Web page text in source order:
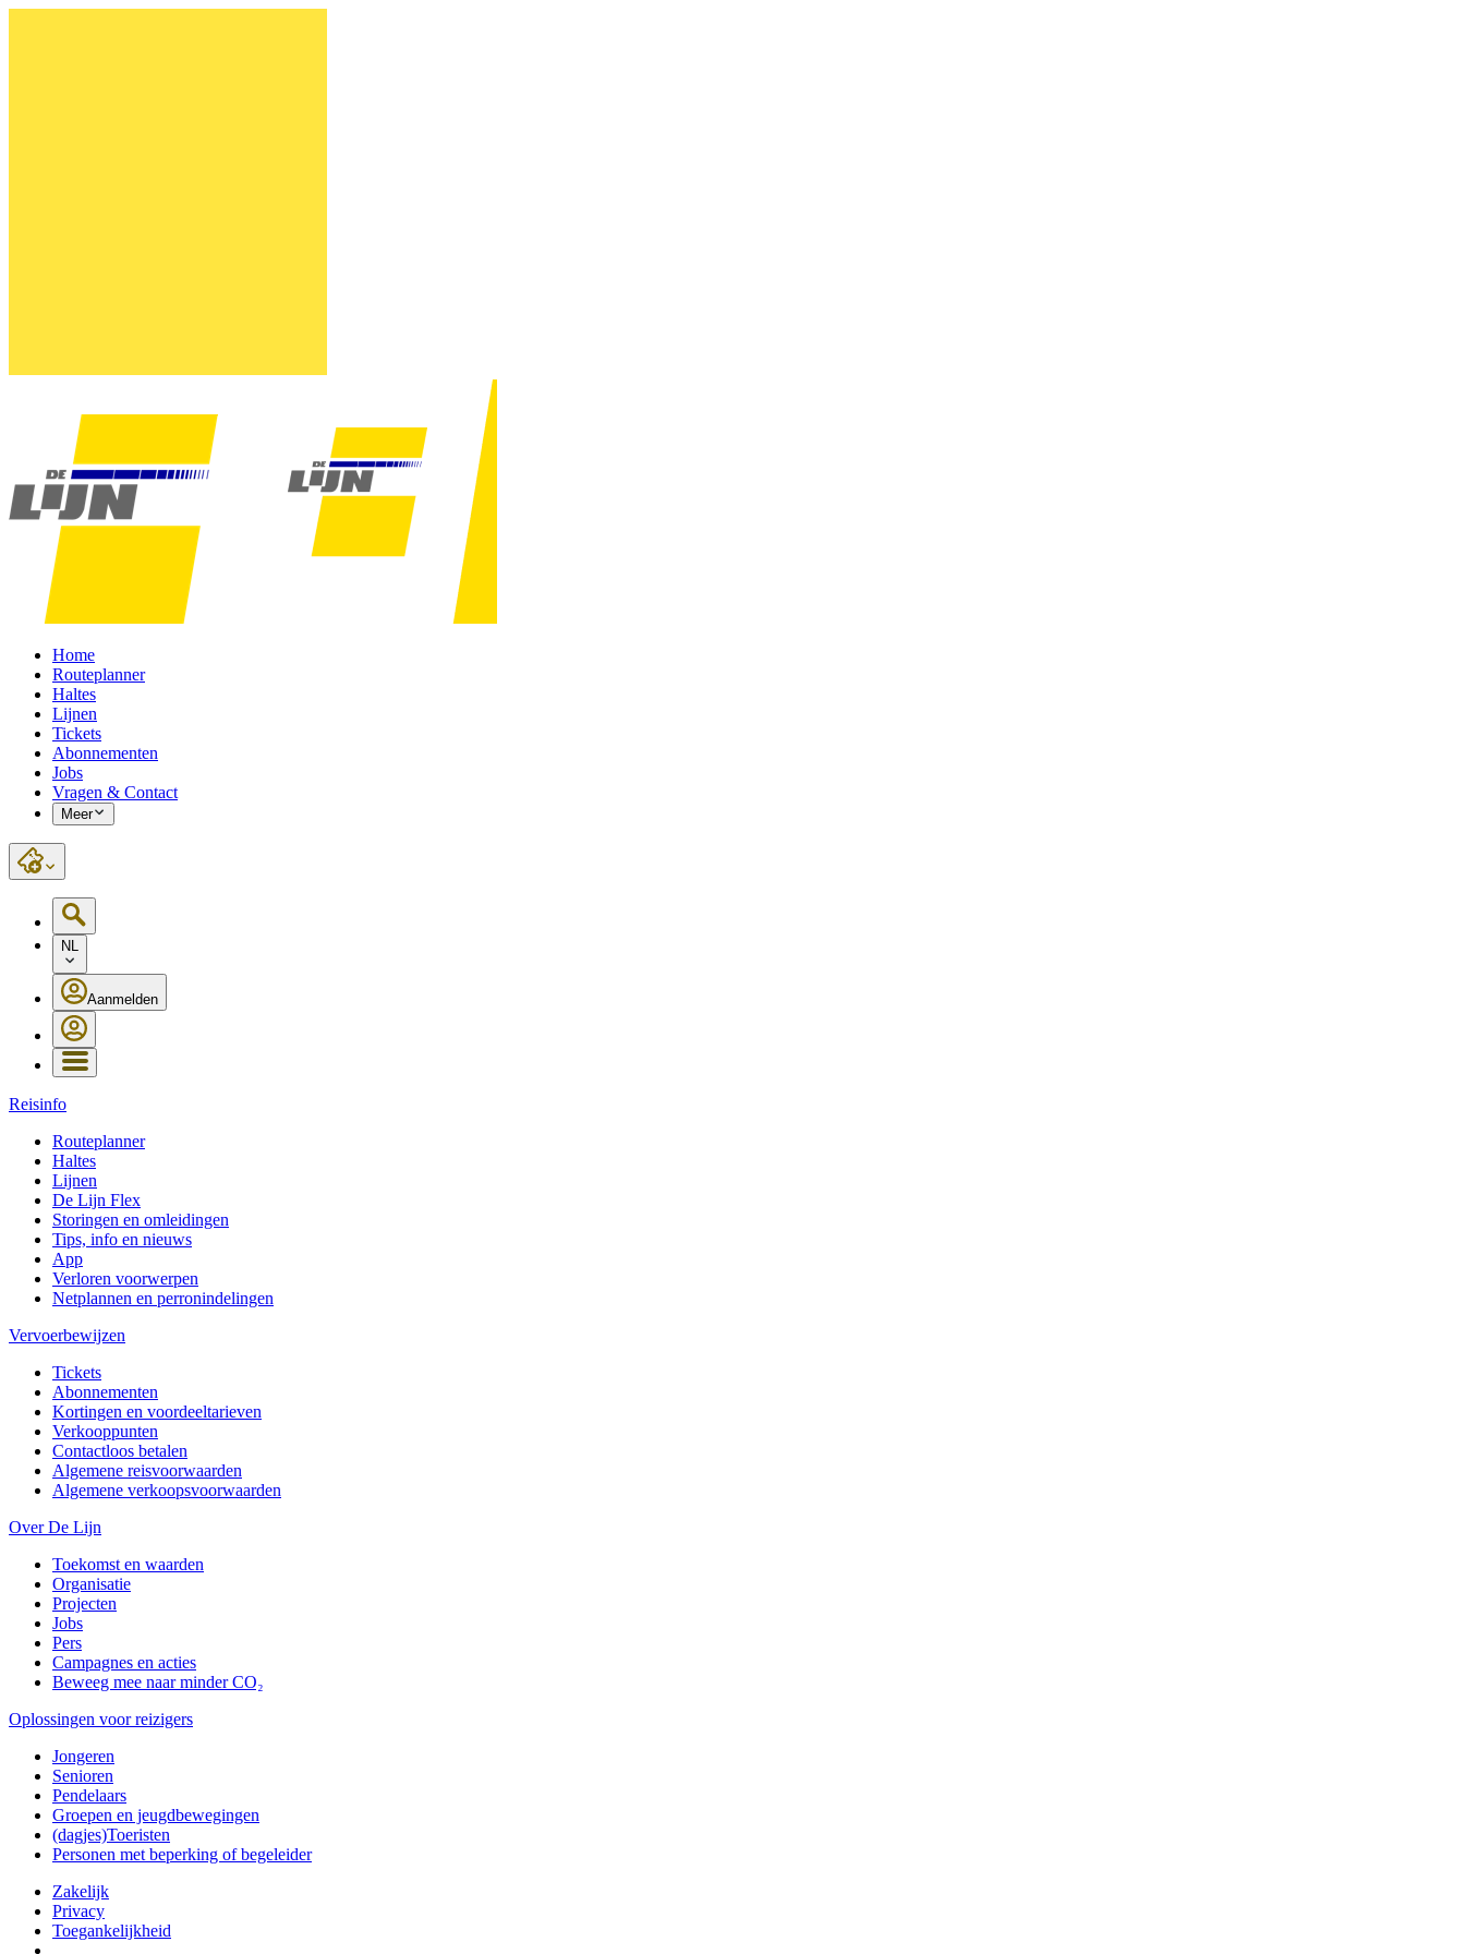
Home
Routeplanner
Haltes
Lijnen
Tickets
Abonnementen
Jobs
Vragen & Contact
Meer
NL
Aanmelden
Reisinfo
Routeplanner
Haltes
Lijnen
De Lijn Flex
Storingen en omleidingen
Tips, info en nieuws
App
Verloren voorwerpen
Netplannen en perronindelingen
Vervoerbewijzen
Tickets
Abonnementen
Kortingen en voordeeltarieven
Verkooppunten
Contactloos betalen
Algemene reisvoorwaarden
Algemene verkoopsvoorwaarden
Over De Lijn
Toekomst en waarden
Organisatie
Projecten
Jobs
Pers
Campagnes en acties
Beweeg mee naar minder CO₂
Oplossingen voor reizigers
Jongeren
Senioren
Pendelaars
Groepen en jeugdbewegingen
(dagjes)Toeristen
Personen met beperking of begeleider
Zakelijk
Privacy
Toegankelijkheid